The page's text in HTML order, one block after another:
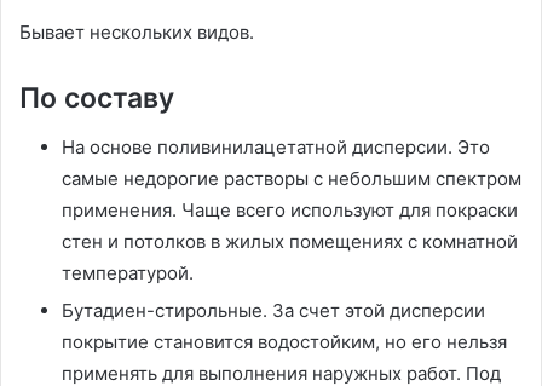
Бывает нескольких видов.
По составу
На основе поливинилацетатной дисперсии. Это
самые недорогие растворы с небольшим спектром
применения. Чаще всего используют для покраски
стен и потолков в жилых помещениях с комнатной
температурой.
Бутадиен-стирольные. За счет этой дисперсии
покрытие становится водостойким, но его нельзя
применять для выполнения наружных работ. Под